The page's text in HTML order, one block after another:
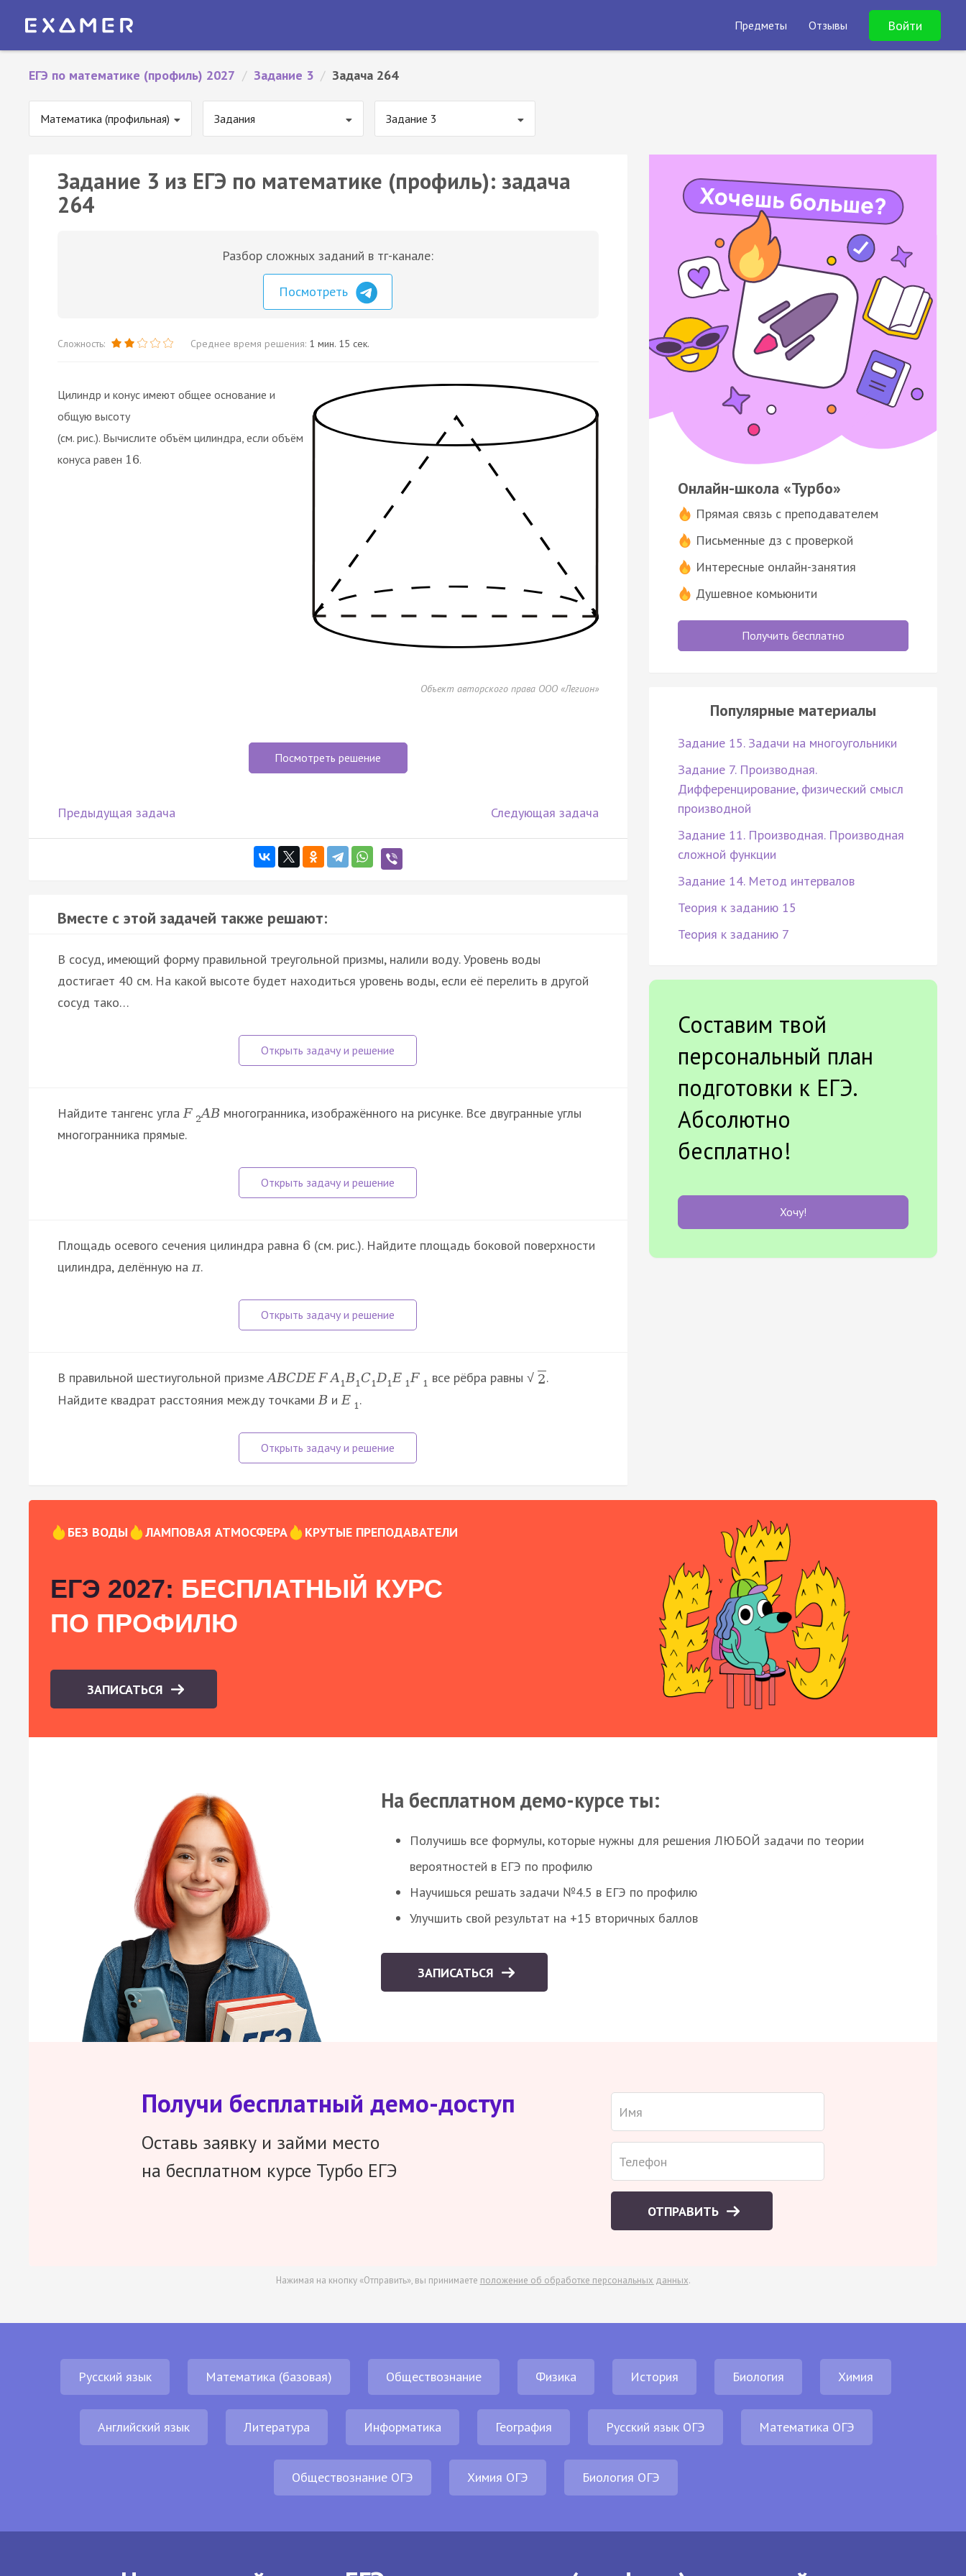
Предметы Отзывы Войти
ЕГЭ по математике (профиль) 2027 / Задание 3 / Задача 264
Математика (профильная) Задания Задание 3
Задание 3 из ЕГЭ по математике (профиль): задача
264
Разбор сложных заданий в тг-канале:
Посмотреть
Сложность: Среднее время решения: 1 мин. 15 сек.
Цилиндр и конус имеют общее основание и
общую высоту
(см. рис.). Вычислите объём цилиндра, если объём
конуса равен 16.
Объект авторского права ООО «Легион»
Посмотреть решение
Предыдущая задача Следующая задача
Вместе с этой задачей также решают:
В сосуд, имеющий форму правильной треугольной призмы, налили воду. Уровень воды
достигает 40 см. На какой высоте будет находиться уровень воды, если её перелить в другой
сосуд тако…
Найдите тангенс углаF 2AB многогранника, изображённого на рисунке. Все двугранные углы
многогранника прямые.
Площадь осевого сечения цилиндра равна 6 (см. рис.). Найдите площадь боковой поверхности
цилиндра, делённую на π.
В правильной шестиугольной призмеABCDEF A1B1C1D1E 1F 1 все рёбра равны√ 2.
Найдите квадрат расстояния между точкамиB иE 1.
Онлайн-школа «Турбо»
Прямая связь с преподавателем
Письменные дз с проверкой
Интересные онлайн-занятия
Душевное комьюнити
Получить бесплатно
Популярные материалы
Задание 15. Задачи на многоугольники
Задание 7. Производная.
Дифференцирование, физический смысл
производной
Задание 11. Производная. Производная
сложной функции
Задание 14. Метод интервалов
Теория к заданию 15
Теория к заданию 7
Составим твой
персональный план
подготовки к ЕГЭ.
Абсолютно
бесплатно!
Хочу!
БЕЗ ВОДЫ ЛАМПОВАЯ АТМОСФЕРА КРУТЫЕ ПРЕПОДАВАТЕЛИ
ЕГЭ 2027: БЕСПЛАТНЫЙ КУРС
ПО ПРОФИЛЮ
ЗАПИСАТЬСЯ
На бесплатном демо-курсе ты:
Получишь все формулы, которые нужны для решения ЛЮБОЙ задачи по теории
вероятностей в ЕГЭ по профилю
Научишься решать задачи №4.5 в ЕГЭ по профилю
Улучшить свой результат на +15 вторичных баллов
ЗАПИСАТЬСЯ
Получи бесплатный демо-доступ
Оставь заявку и займи место
на бесплатном курсе Турбо ЕГЭ
ОТПРАВИТЬ
Нажимая на кнопку «Отправить», вы принимаете положение об обработке персональных данных.
Русский язык Математика (базовая) Обществознание Физика История Биология Химия
Английский язык Литература Информатика География Русский язык ОГЭ Математика ОГЭ
Обществознание ОГЭ Химия ОГЭ Биология ОГЭ